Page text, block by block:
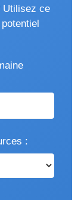
Utilisez ce
: